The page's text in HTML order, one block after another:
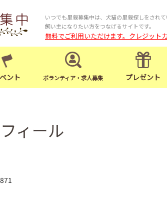
いつでも里親募集中は、犬猫の里親探しをされて
飼い主になりたい方をつなげるサイトです。
無料でご利用いただけます。クレジット
ント ボランティア・求人募集 プレゼント
ィール